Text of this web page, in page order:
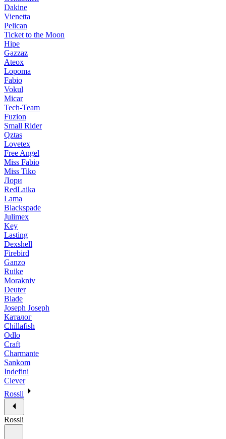
Dakine
Vienetta
Pelican
Ticket to the Moon
Hipe
Gazzaz
Ateox
Lopoma
Fabio
Vokul
Micar
Tech-Team
Fuzion
Small Rider
Qztas
Lovetex
Free Angel
Miss Fabio
Miss Tiko
Лори
RedLaika
Lama
Blackspade
Julimex
Key
Lasting
Dexshell
Firebird
Ganzo
Ruike
Morakniv
Deuter
Blade
Joseph Joseph
Каталог
Chillafish
Odlo
Craft
Charmante
Sankom
Indefini
Clever
Rossli
Rossli